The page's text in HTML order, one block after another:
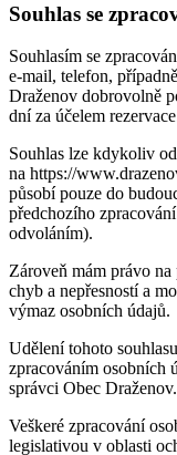
Souhlas se
Souhlasím se
e-mail, telefon,
Draženov dobrovolně
dní za účelem
Souhlas lze kdykoliv
na https://
působí pouze do
předchozího
odvoláním).
Zároveň mám právo
chyb a nepřesností a
výmaz osobních údajů.
Udělení tohoto
zpracováním osobních
správci Obec Draženov.
Veškeré zpracování
legislativou v oblasti